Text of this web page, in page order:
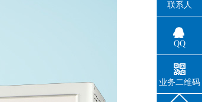
联系人
QQ
业务二维码